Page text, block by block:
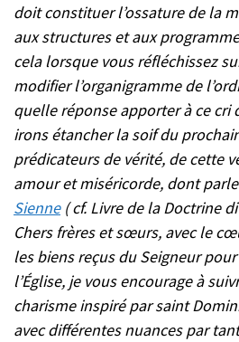
doit constituer l’ossature de la
aux structures et aux
cela lorsque vous réfléchissez
modifier l’organigramme de
quelle réponse apporter à ce cri
irons étancher la soif du
prédicateurs de vérité, de cette
amour et miséricorde, dont
Sienne( cf. Livre de la Doctrine
Chers frères et sœurs, avec le
les biens reçus du Seigneur
l’Église, je vous encourage à
charisme inspiré par saint
avec différentes nuances par